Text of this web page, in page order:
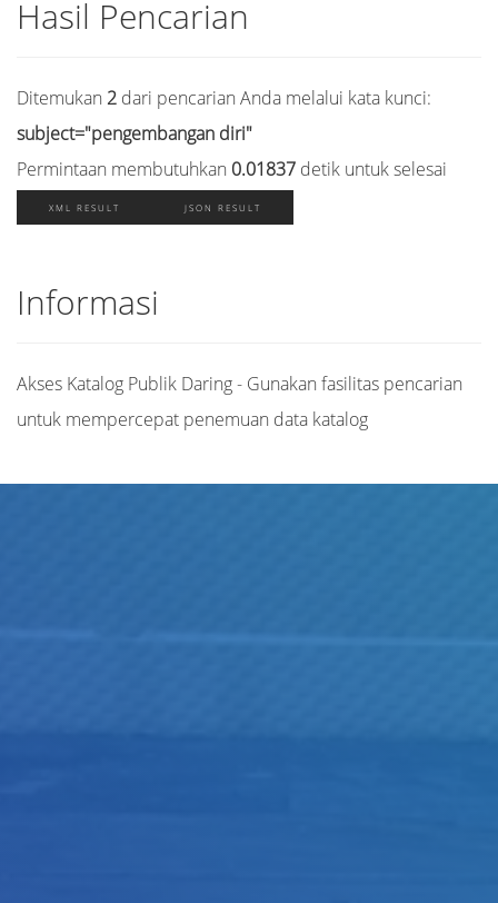
Hasil Pencarian
Ditemukan 2 dari pencarian Anda melalui kata kunci:
subject="pengembangan diri"
Permintaan membutuhkan 0.01837 detik untuk selesai
XML RESULT JSON RESULT
Informasi
Akses Katalog Publik Daring - Gunakan fasilitas pencarian
untuk mempercepat penemuan data katalog